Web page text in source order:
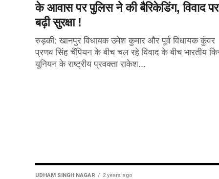
के आवास पर पुलिस ने की बैरिकेडिंग, विवाद पर
बढ़ी सुरक्षा !
रुड़की: खानपुर विधायक उमेश कुमार और पूर्व विधायक कुंवर
प्रणव सिंह चैंपियन के बीच चल रहे विवाद के बीच भारतीय
यूनियन के राष्ट्रीय प्रवक्ता राकेश...
UDHAM SINGH NAGAR 2 years ago